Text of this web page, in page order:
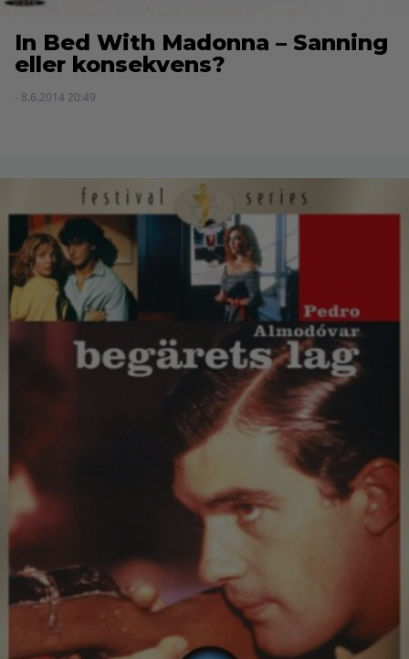
In Bed With Madonna – Sanning
eller konsekvens?
- 8.6.2014 20:49